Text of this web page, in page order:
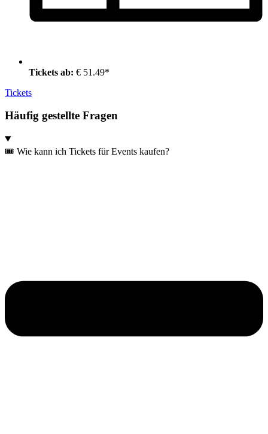
Tickets ab: € 51.49*
Tickets
Häufig gestellte Fragen
🎟️ Wie kann ich Tickets für Events kaufen?